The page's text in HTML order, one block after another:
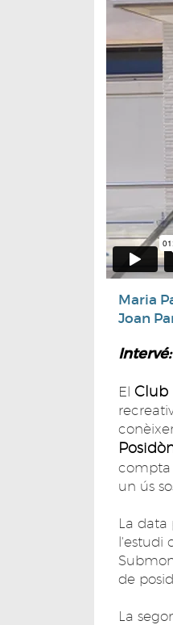
Maria
Joan
El Club
compta
un ús
La data
l'estudi
de
La